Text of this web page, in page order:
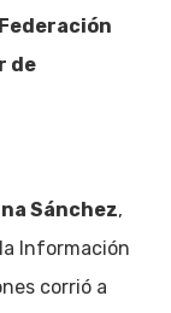
de
Sánchez,
Información
corrió a